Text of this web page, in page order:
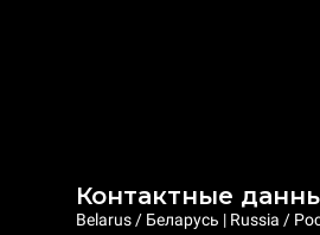
Контактные
Belarus / Беларусь | Russia /